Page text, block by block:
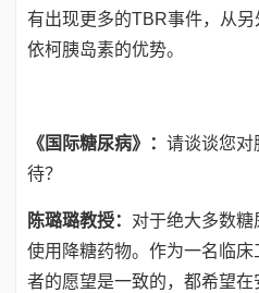
有出现更多的TBR事件，从
依柯胰岛素的优势。
《国际糖尿病》 ： 请谈谈您对
待？
陈璐璐教授： 对于绝大多数
使用降糖药物。作为一名临
者的愿望是一致的，都希望